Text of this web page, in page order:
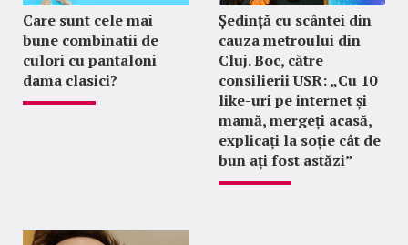
Care sunt cele mai
bune combinatii de
culori cu pantaloni
dama clasici?
Ședință cu scântei din
cauza metroului din
Cluj. Boc, către
consilierii USR: „Cu 10
like-uri pe internet și
mamă, mergeți acasă,
explicați la soție cât de
bun ați fost astăzi”